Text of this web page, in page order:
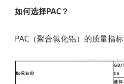
如何选择PAC？
PAC（聚合氯化铝）的质量指标